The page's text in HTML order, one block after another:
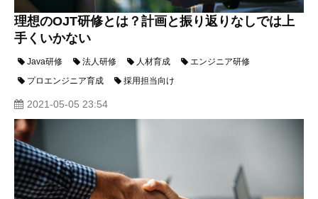
理想のOJT研修とは？計画と振り返りなしでは上
手くいかない
Java研修 法人研修 人材育成
エンジニア研修
プロエンジニア育成
採用担当向け
2021-05-05 23:54